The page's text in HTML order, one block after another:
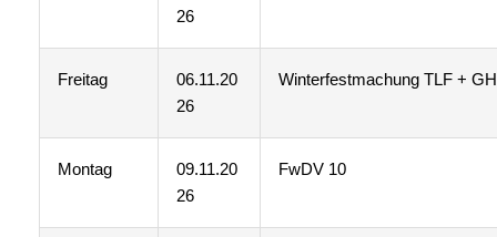
26
Freitag
06.11.20
26
Winterfestmachung TLF + GH
Montag
09.11.20
26
FwDV 10